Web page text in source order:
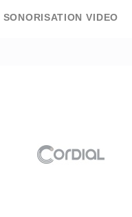
SONORISATION VIDEO